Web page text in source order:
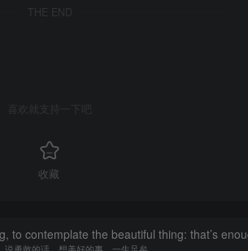
THE END
喜欢就支持一下吧
收藏
contemplate the beautiful thing: that’s
说勇敢的话，想美好的事，一生足矣